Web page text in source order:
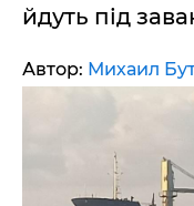
йдуть під
Автор: Михаил